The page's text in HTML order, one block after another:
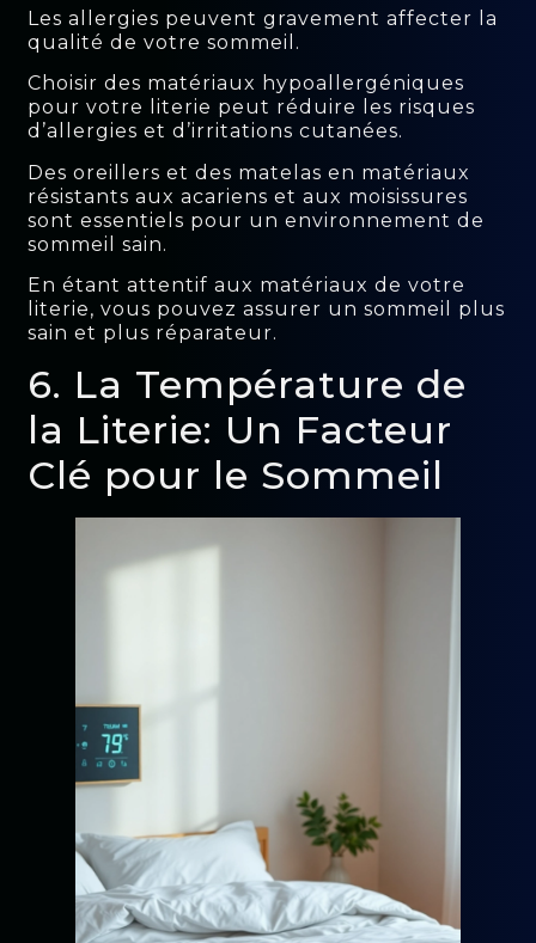
Les allergies peuvent gravement affecter la
qualité de votre sommeil.
Choisir des matériaux hypoallergéniques
pour votre literie peut réduire les risques
d’allergies et d’irritations cutanées.
Des oreillers et des matelas en matériaux
résistants aux acariens et aux moisissures
sont essentiels pour un environnement de
sommeil sain.
En étant attentif aux matériaux de votre
literie, vous pouvez assurer un sommeil plus
sain et plus réparateur.
6. La Température de
la Literie: Un Facteur
Clé pour le Sommeil